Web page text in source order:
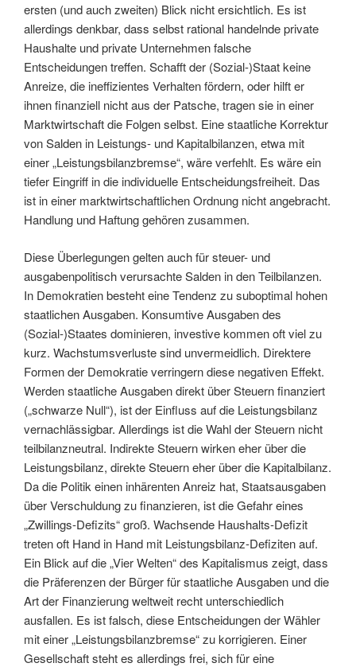
ersten (und auch zweiten) Blick nicht ersichtlich. Es ist
allerdings denkbar, dass selbst rational handelnde private
Haushalte und private Unternehmen falsche
Entscheidungen treffen. Schafft der (Sozial-)Staat keine
Anreize, die ineffizientes Verhalten fördern, oder hilft er
ihnen finanziell nicht aus der Patsche, tragen sie in einer
Marktwirtschaft die Folgen selbst. Eine staatliche Korrektur
von Salden in Leistungs- und Kapitalbilanzen, etwa mit
einer „Leistungsbilanzbremse“, wäre verfehlt. Es wäre ein
tiefer Eingriff in die individuelle Entscheidungsfreiheit. Das
ist in einer marktwirtschaftlichen Ordnung nicht angebracht.
Handlung und Haftung gehören zusammen.
Diese Überlegungen gelten auch für steuer- und
ausgabenpolitisch verursachte Salden in den Teilbilanzen.
In Demokratien besteht eine Tendenz zu suboptimal hohen
staatlichen Ausgaben. Konsumtive Ausgaben des
(Sozial-)Staates dominieren, investive kommen oft viel zu
kurz. Wachstumsverluste sind unvermeidlich. Direktere
Formen der Demokratie verringern diese negativen Effekt.
Werden staatliche Ausgaben direkt über Steuern finanziert
(„schwarze Null“), ist der Einfluss auf die Leistungsbilanz
vernachlässigbar. Allerdings ist die Wahl der Steuern nicht
teilbilanzneutral. Indirekte Steuern wirken eher über die
Leistungsbilanz, direkte Steuern eher über die Kapitalbilanz.
Da die Politik einen inhärenten Anreiz hat, Staatsausgaben
über Verschuldung zu finanzieren, ist die Gefahr eines
„Zwillings-Defizits“ groß. Wachsende Haushalts-Defizit
treten oft Hand in Hand mit Leistungsbilanz-Defiziten auf.
Ein Blick auf die „Vier Welten“ des Kapitalismus zeigt, dass
die Präferenzen der Bürger für staatliche Ausgaben und die
Art der Finanzierung weltweit recht unterschiedlich
ausfallen. Es ist falsch, diese Entscheidungen der Wähler
mit einer „Leistungsbilanzbremse“ zu korrigieren. Einer
Gesellschaft steht es allerdings frei, sich für eine